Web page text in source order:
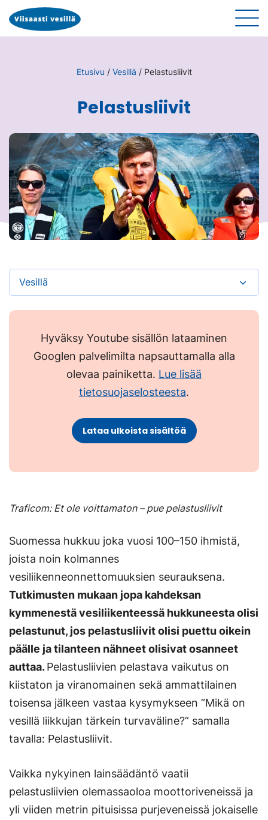
Etusivu / Vesillä / Pelastusliivit
Pelastusliivit
Vesillä
Hyväksy Youtube sisällön lataaminen
Googlen palvelimilta napsauttamalla alla
olevaa painiketta. Lue lisää
tietosuojaselosteesta.
Lataa ulkoista sisältöä
Traficom: Et ole voittamaton – pue pelastusliivit
Suomessa hukkuu joka vuosi 100–150 ihmistä,
joista noin kolmannes
vesiliikenneonnettomuuksien seurauksena.
Tutkimusten mukaan jopa kahdeksan
kymmenestä vesiliikenteessä hukkuneesta olisi
pelastunut, jos pelastusliivit olisi puettu oikein
päälle ja tilanteen nähneet olisivat osanneet
auttaa.Pelastusliivien pelastava vaikutus on
kiistaton ja viranomainen sekä ammattilainen
toisensa jälkeen vastaa kysymykseen ”Mikä on
vesillä liikkujan tärkein turvaväline?” samalla
tavalla: Pelastusliivit.
Vaikka nykyinen lainsäädäntö vaatii
pelastusliivien olemassaoloa moottoriveneissä ja
yli viiden metrin pituisissa purjeveneissä jokaiselle